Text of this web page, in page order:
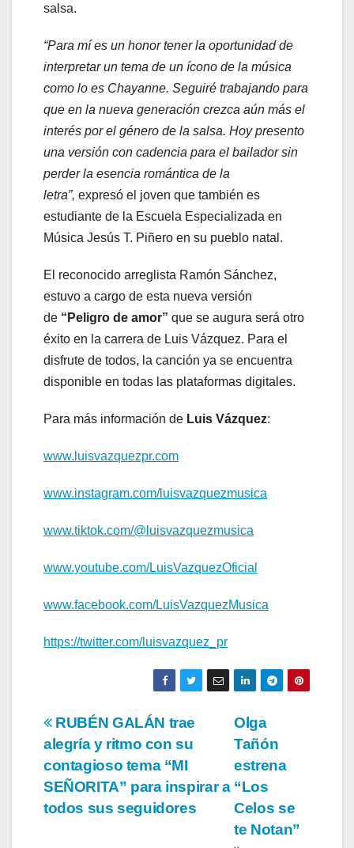
salsa.
“Para mí es un honor tener la oportunidad de
interpretar un tema de un ícono de la música
como lo es Chayanne. Seguiré trabajando para
que en la nueva generación crezca aún más el
interés por el género de la salsa. Hoy presento
una versión con cadencia para el bailador sin
perder la esencia romántica de la
letra”, expresó el joven que también es
estudiante de la Escuela Especializada en
Música Jesús T. Piñero en su pueblo natal.
El reconocido arreglista Ramón Sánchez,
estuvo a cargo de esta nueva versión
de “Peligro de amor” que se augura será otro
éxito en la carrera de Luis Vázquez. Para el
disfrute de todos, la canción ya se encuentra
disponible en todas las plataformas digitales.
Para más información de Luis Vázquez:
www.luisvazquezpr.com
www.instagram.com/luisvazquezmusica
www.tiktok.com/@luisvazquezmusica
www.youtube.com/LuisVazquezOficial
www.facebook.com/LuisVazquezMusica
https://twitter.com/luisvazquez_pr
Navegación
de
entradas
Olga
Tañón
estrena
“Los
Celos se
te Notan”
RUBÉN GALÁN trae
alegría y ritmo con su
contagioso tema “MI
SEÑORITA” para inspirar a
todos sus seguidores